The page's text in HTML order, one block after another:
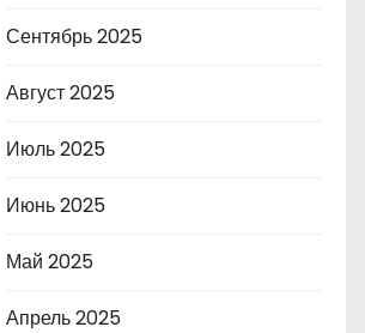
Сентябрь 2025
Август 2025
Июль 2025
Июнь 2025
Май 2025
Апрель 2025